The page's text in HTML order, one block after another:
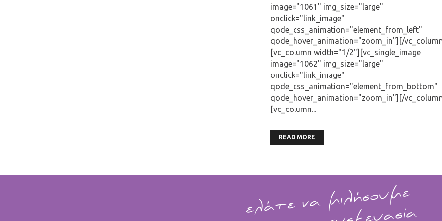
image="1061" img_size="large"
onclick="link_image"
qode_css_animation="element_from_left"
qode_hover_animation="zoom_in"][/
[vc_column width="1/2"][vc_single_image
image="1062" img_size="large"
onclick="link_image"
qode_css_animation="element_from_bottom"
qode_hover_animation="zoom_in"][/
[vc_column...
READ MORE